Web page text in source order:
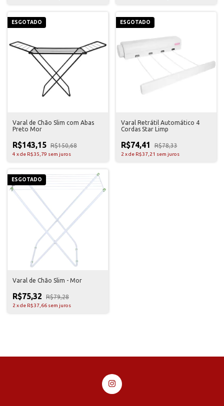
ESGOTADO
Varal de Chão Slim com Abas
Preto Mor
R$143,15 R$150,68
4 xde R$35,79 sem juros
ESGOTADO
Varal Retrátil Automático 4
Cordas Star Limp
R$74,41 R$78,33
2 xde R$37,21 sem juros
ESGOTADO
Varal de Chão Slim - Mor
R$75,32 R$79,28
2 xde R$37,66 sem juros